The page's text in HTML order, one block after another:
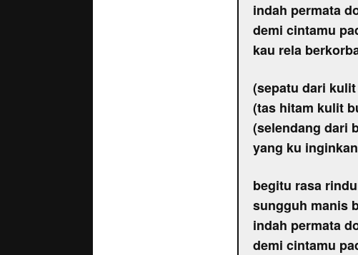
indah permata
demi cintamu
kau rela
(sepatu dari
(tas hitam kulit
(selendang dari
yang ku
begitu rasa
sungguh manis
indah permata
demi cintamu